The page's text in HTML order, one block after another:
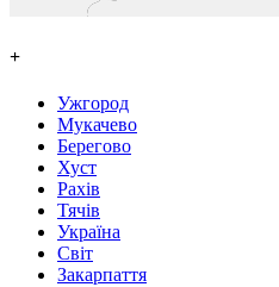
+
Ужгород
Мукачево
Берегово
Хуст
Рахів
Тячів
Україна
Світ
Закарпаття